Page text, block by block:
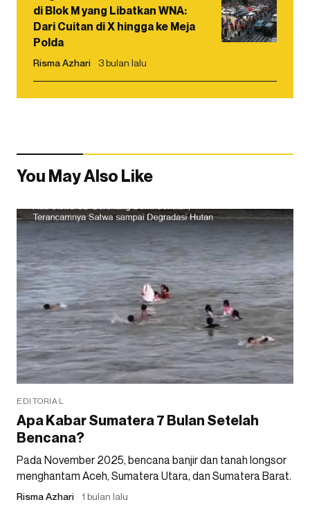
di Blok M yang Libatkan WNA:
Dari Cuitan di X hingga ke Meja
Polda
Risma Azhari 3 bulan lalu
You May Also Like
EDITORIAL
Apa Kabar Sumatera 7 Bulan Setelah
Bencana?
Pada November 2025, bencana banjir dan tanah longsor
menghantam Aceh, Sumatera Utara, dan Sumatera Barat.
Risma Azhari 1 bulan lalu